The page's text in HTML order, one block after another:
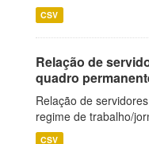
CSV
Relação de
quadro
Relação de
regime de trabalho/
CSV